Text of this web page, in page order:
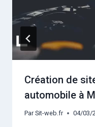
Création de
automobile à
Par Sit-web.fr 04/03/